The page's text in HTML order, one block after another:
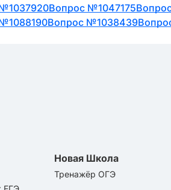
Вопрос №1047175
Вопрос №1038439
Новая Школа
Тренажёр ОГЭ